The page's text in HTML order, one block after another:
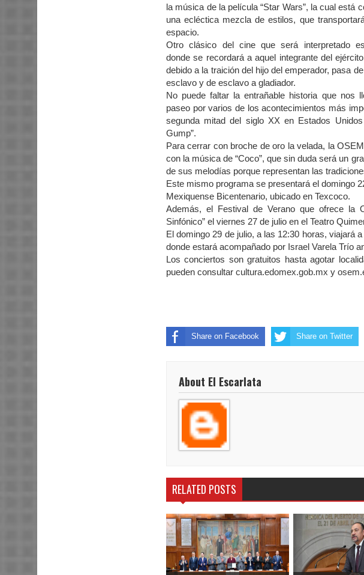
la música de la película “Star Wars”, la cual está
una ecléctica mezcla de estilos, que
espacio.
Otro clásico del cine que será interpretado es
donde se recordará a aquel integrante del
debido a la traición del hijo del emperador, pasa
esclavo y de esclavo a gladiador.
No puede faltar la entrañable historia que nos
paseo por varios de los acontecimientos más
segunda mitad del siglo XX en Estados
Gump”.
Para cerrar con broche de oro la velada, la
con la música de “Coco”, que sin duda será un
de sus melodías porque representan las
Este mismo programa se presentará el domingo
Mexiquense Bicentenario, ubicado en Texcoco.
Además, el Festival de Verano que ofrece la
Sinfónico” el viernes 27 de julio en el Teatro
El domingo 29 de julio, a las 12:30 horas, viajará
donde estará acompañado por Israel Varela Trío
Los conciertos son gratuitos hasta agotar
pueden consultar cultura.edomex.gob.mx y
Share on Facebook Share on Twitter
About El Escarlata
RELATED POSTS